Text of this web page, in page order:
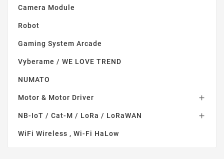
Camera Module
Robot
Gaming System Arcade
Vyberame / WE LOVE TREND
NUMATO
Motor & Motor Driver 
NB-IoT / Cat-M / LoRa / LoRaWAN 
WiFi Wireless , Wi-Fi HaLow